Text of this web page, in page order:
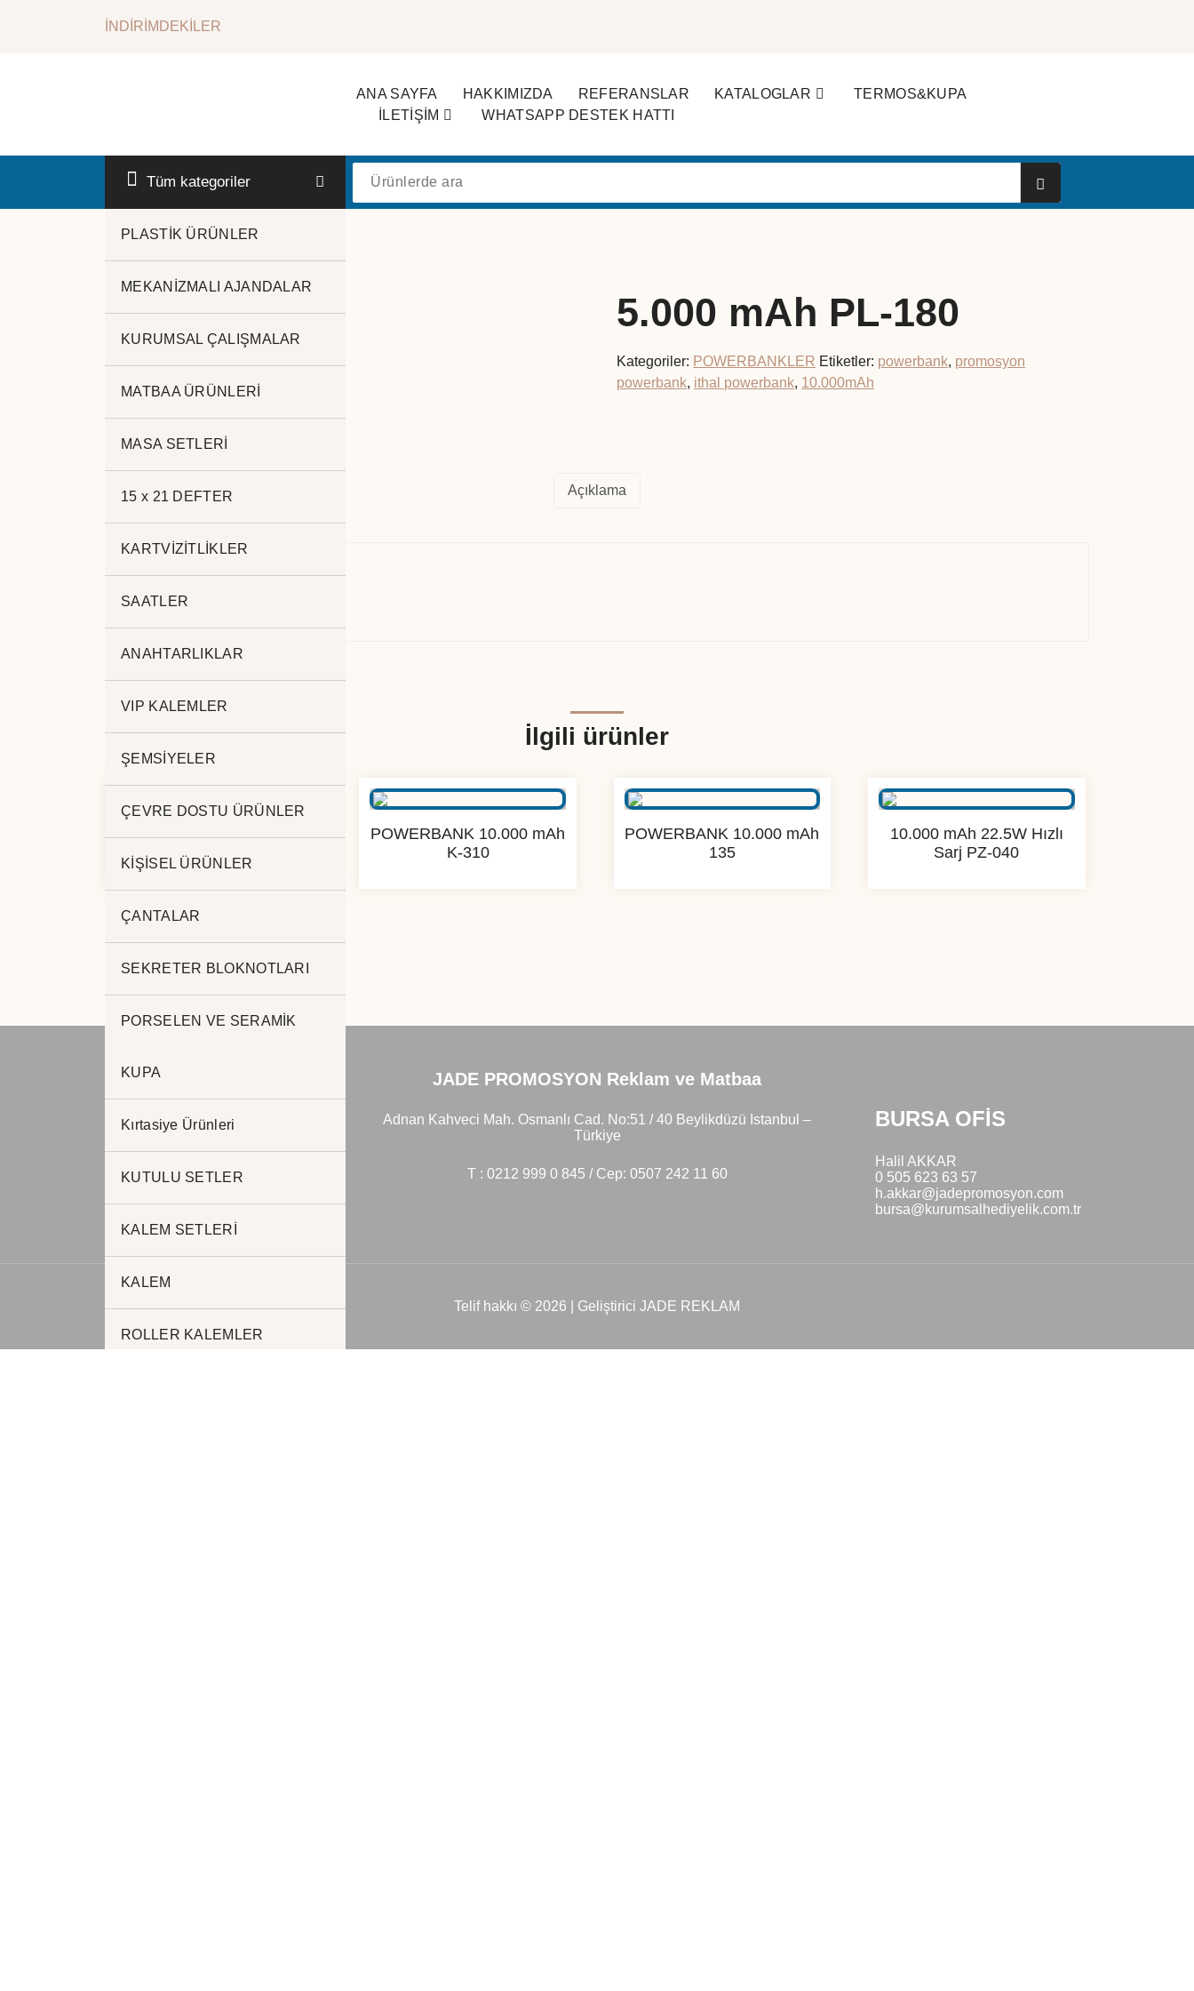
İNDİRİMDEKİLER
ANA SAYFA HAKKIMIZDA REFERANSLAR KATALOGLAR
TERMOS&KUPA
İLETİŞİM
WHATSAPP DESTEK HATTI
Tüm kategoriler
PLASTİK ÜRÜNLER
MEKANİZMALI AJANDALAR
KURUMSAL ÇALIŞMALAR
MATBAA ÜRÜNLERİ
MASA SETLERİ
15 x 21 DEFTER
KARTVİZİTLİKLER
SAATLER
ANAHTARLIKLAR
VIP KALEMLER
ŞEMSİYELER
ÇEVRE DOSTU ÜRÜNLER
KİŞİSEL ÜRÜNLER
ÇANTALAR
SEKRETER BLOKNOTLARI
PORSELEN VE SERAMİK
KUPA
Kırtasiye Ürünleri
KUTULU SETLER
KALEM SETLERİ
KALEM
ROLLER KALEMLER
5.000 mAh PL-180
Kategoriler: POWERBANKLER Etiketler: powerbank, promosyon
powerbank, ithal powerbank, 10.000mAh
Açıklama
Açıklama
.
İlgili ürünler
KABLOSUZ 10.000 mAh
BY-56
POWERBANK 10.000 mAh
K-310
POWERBANK 10.000 mAh
135
10.000 mAh 22.5W Hızlı
Sarj PZ-040
JADE PROMOSYON
Reklam ve Matbaa
www.kurumsalhediyelik.com.tr
JADE PROMOSYON Reklam ve Matbaa
Adnan Kahveci Mah. Osmanlı Cad. No:51 / 40 Beylikdüzü Istanbul –
Türkiye
T : 0212 999 0 845 / Cep: 0507 242 11 60
BURSA OFİS
Halil AKKAR
0 505 623 63 57
h.akkar@jadepromosyon.com
bursa@kurumsalhediyelik.com.tr
Telif hakkı © 2026 | Geliştirici JADE REKLAM